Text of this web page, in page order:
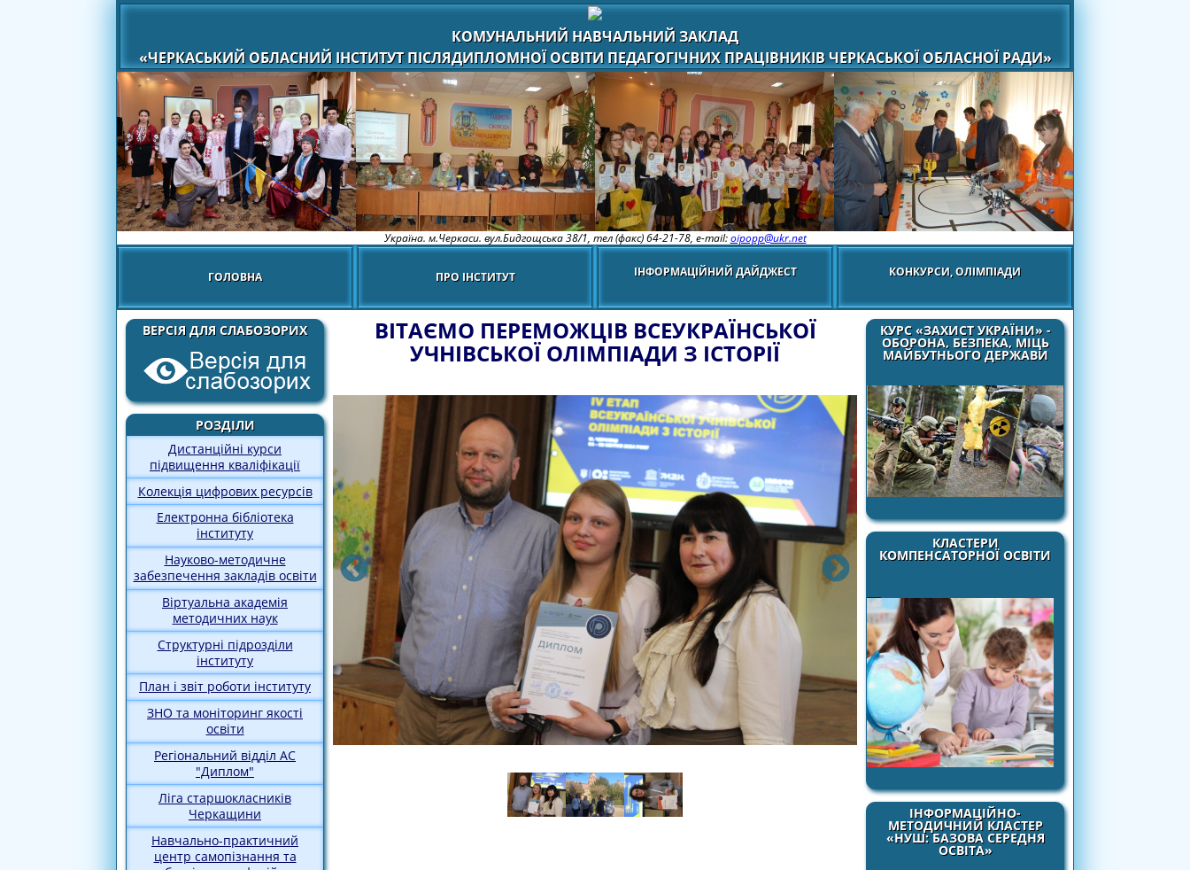
КОМУНАЛЬНИЙ НАВЧАЛЬНИЙ ЗАКЛАД
«ЧЕРКАСЬКИЙ ОБЛАСНИЙ ІНСТИТУТ ПІСЛЯДИПЛОМНОЇ ОСВІТИ ПЕДАГОГІЧНИХ ПРАЦІВНИКІВ ЧЕРКАСЬКОЇ ОБЛАСНОЇ РАДИ»
Україна. м.Черкаси. вул.Бидгощська 38/1, тел (факс) 64-21-78, e-mail:oipopp@ukr.net
ГОЛОВНА ПРО ІНСТИТУТ ІНФОРМАЦІЙНИЙ ДАЙДЖЕСТ КОНКУРСИ, ОЛІМПІАДИ
ВЕРСІЯ ДЛЯ СЛАБОЗОРИХ
РОЗДІЛИ
Дистанційні курси
підвищення кваліфікації
Колекція цифрових ресурсів
Електронна бібліотека
інституту
Науково-методичне
забезпечення закладів освіти
Віртуальна академія
методичних наук
Структурні підрозділи
інституту
План і звіт роботи інституту
ЗНО та моніторинг якості
освіти
Регіональний відділ АС
"Диплом"
Ліга старшокласників
Черкащини
Навчально-практичний
центр самопізнання та
КУРС «ЗАХИСТ УКРАЇНИ» -
ОБОРОНА, БЕЗПЕКА, МІЦЬ
МАЙБУТНЬОГО ДЕРЖАВИ
КЛАСТЕРИ
КОМПЕНСАТОРНОЇ ОСВІТИ
ІНФОРМАЦІЙНО-
МЕТОДИЧНИЙ КЛАСТЕР
«НУШ: БАЗОВА СЕРЕДНЯ
ОСВІТА»
ВІТАЄМО ПЕРЕМОЖЦІВ ВСЕУКРАЇНСЬКОЇ
УЧНІВСЬКОЇ ОЛІМПІАДИ З ІСТОРІЇ